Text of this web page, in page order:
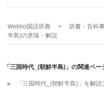
Weblio国語辞典 > 辞書・百科
半島)の意味・解説
「三国時代_(朝鮮半島)」の関連ペー
「三国時代_(朝鮮半島)」を解